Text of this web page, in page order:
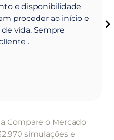
e disponibilidade
proceder ao início e
vida. Sempre
.
Compare o Mercado
simulações e